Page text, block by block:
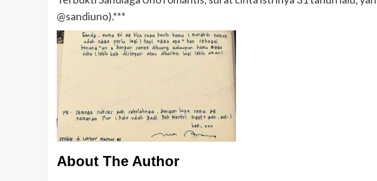
@sandiuno).***
About The Author